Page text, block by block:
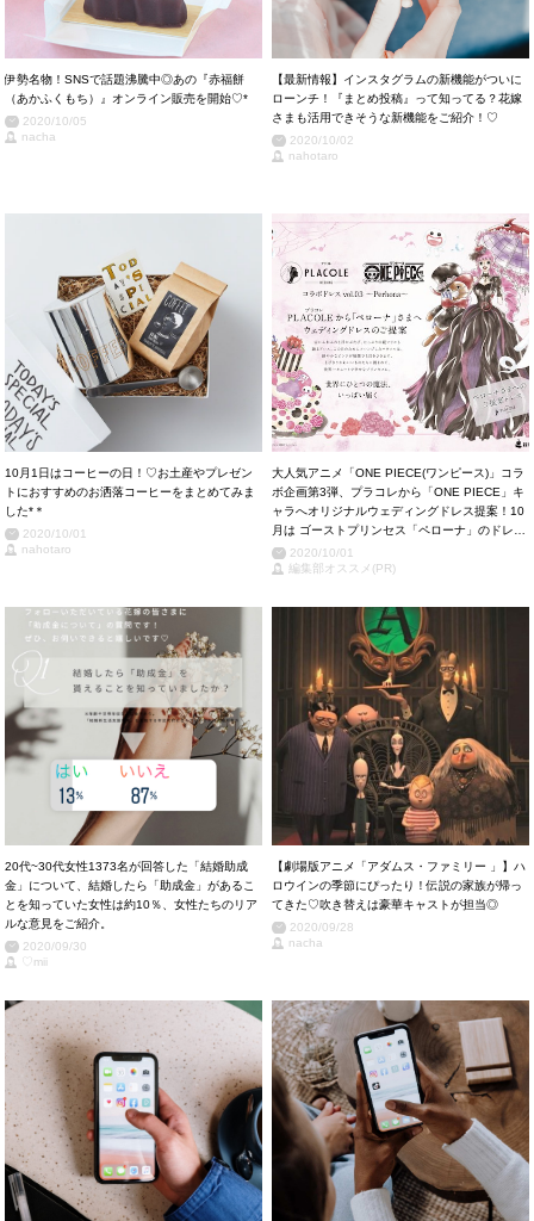
伊勢名物！SNSで話題沸騰中◎あの『赤福餅
（あかふくもち）』オンライン販売を開始♡*
2020/10/05
nacha
【最新情報】インスタグラムの新機能がついに
ローンチ！『まとめ投稿』って知ってる？花嫁
さまも活用できそうな新機能をご紹介！♡
2020/10/02
nahotaro
10月1日はコーヒーの日！♡お土産やプレゼン
トにおすすめのお洒落コーヒーをまとめてみま
した*＊
2020/10/01
nahotaro
大人気アニメ「ONE PIECE(ワンピース)」コラ
ボ企画第3弾、プラコレから「ONE PIECE」キ
ャラへオリジナルウェディングドレス提案！10
⽉は ゴーストプリンセス「ペローナ」のドレス
姿を公開！
2020/10/01
編集部オススメ(PR)
20代~30代女性1373名が回答した「結婚助成
金」について、結婚したら「助成金」があるこ
とを知っていた女性は約10％、女性たちのリア
ルな意見をご紹介。
2020/09/30
♡mii
【劇場版アニメ「アダムス・ファミリー 」】ハ
ロウインの季節にぴったり！伝説の家族が帰っ
てきた♡吹き替えは豪華キャストが担当◎
2020/09/28
nacha